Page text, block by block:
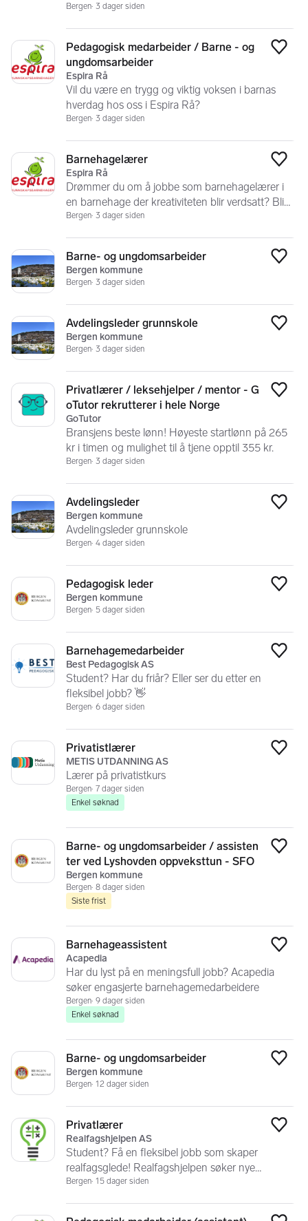
Bergen 3 dager siden
Pedagogisk medarbeider / Barne - og
ungdomsarbeider
Espira Rå
Vil du være en trygg og viktig voksen i barnas
hverdag hos oss i Espira Rå?
Bergen 3 dager siden
Barnehagelærer
Espira Rå
Drømmer du om å jobbe som barnehagelærer i
en barnehage der kreativiteten blir verdsatt? Bli
en del av oss i Espira Rå!
Bergen 3 dager siden
Barne- og ungdomsarbeider
Bergen kommune
Bergen 3 dager siden
Avdelingsleder grunnskole
Bergen kommune
Bergen 3 dager siden
Privatlærer / leksehjelper / mentor - G
oTutor rekrutterer i hele Norge
GoTutor
Bransjens beste lønn! Høyeste startlønn på 265
kr i timen og mulighet til å tjene opptil 355 kr.
Bergen 3 dager siden
Avdelingsleder
Bergen kommune
Avdelingsleder grunnskole
Bergen 4 dager siden
Pedagogisk leder
Bergen kommune
Bergen 5 dager siden
Barnehagemedarbeider
Best Pedagogisk AS
Student? Har du friår? Eller ser du etter en
fleksibel jobb? 👋
Bergen 6 dager siden
Privatistlærer
METIS UTDANNING AS
Lærer på privatistkurs
Bergen 7 dager siden
Enkel søknad
Barne- og ungdomsarbeider / assisten
ter ved Lyshovden oppveksttun - SFO
Bergen kommune
Bergen 8 dager siden
Siste frist
Barnehageassistent
Acapedia
Har du lyst på en meningsfull jobb? Acapedia
søker engasjerte barnehagemedarbeidere
Bergen 9 dager siden
Enkel søknad
Barne- og ungdomsarbeider
Bergen kommune
Bergen 12 dager siden
Privatlærer
Realfagshjelpen AS
Student? Få en fleksibel jobb som skaper
realfagsglede! Realfagshjelpen søker nye
privatlærere
Bergen 15 dager siden